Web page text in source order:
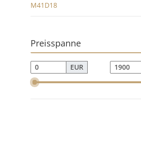
M41D18
Preisspanne
EUR